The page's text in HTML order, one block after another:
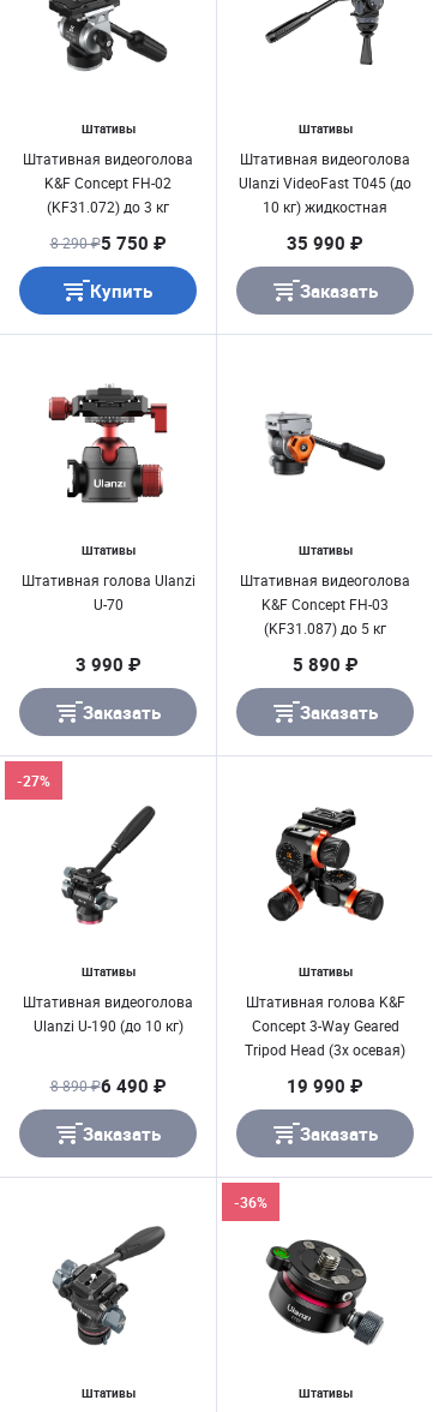
Штативы
Штативная видеоголова
K&F Concept FH-02
(KF31.072) до 3 кг
8 290 ₽5 750 ₽
Купить
Штативы
Штативная видеоголова
Ulanzi VideoFast T045 (до
10 кг) жидкостная
35 990 ₽
Заказать
Штативы
Штативная голова Ulanzi
U-70
3 990 ₽
Заказать
Штативы
Штативная видеоголова
K&F Concept FH-03
(KF31.087) до 5 кг
5 890 ₽
Заказать
Штативы
Штативная видеоголова
Ulanzi U-190 (до 10 кг)
-27%
8 890 ₽6 490 ₽
Заказать
Штативы
Штативная голова K&F
Concept 3-Way Geared
Tripod Head (3х осевая)
19 990 ₽
Заказать
Штативы Штативы
-36%